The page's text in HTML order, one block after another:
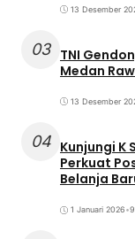
13 Desember
03 TNI
Medan
13 Desember
04 Kunjungi K
Perkuat
Belanja
1 Januari 2026•